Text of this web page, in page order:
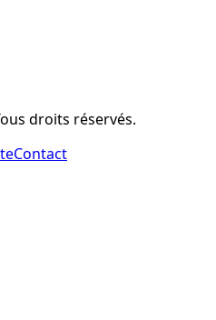
droits réservés.
Contact